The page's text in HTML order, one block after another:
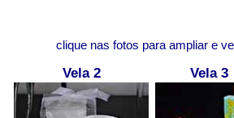
clique nas fotos para ampliar e
Vela 2 Vela 3